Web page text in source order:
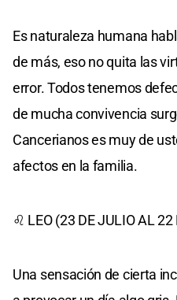
Es naturaleza humana
de más, eso no quita las
error. Todos tenemos
de mucha convivencia
Cancerianos es muy de
afectos en la familia.
♌ LEO (23 DE JULIO AL 22
Una sensación de cierta